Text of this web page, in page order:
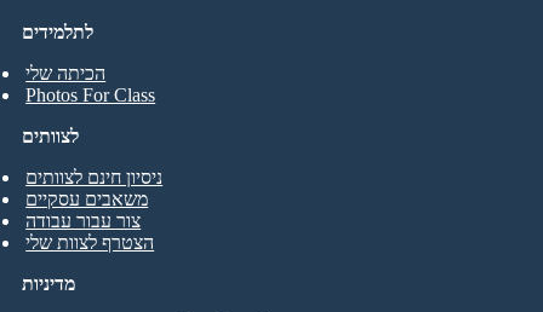
לתלמידים
הכיתה שלי
Photos For Class
לצוותים
ניסיון חינם לצוותים
משאבים עסקיים
צור עבור עבודה
הצטרף לצוות שלי
מדיניות